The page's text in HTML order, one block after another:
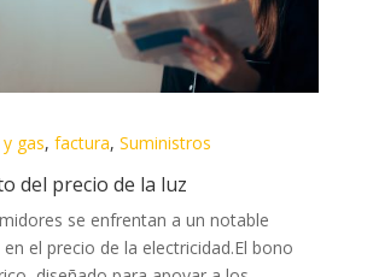
gas, factura, Suministros
del precio de la luz
se enfrentan a un notable
el precio de la electricidad.El bono